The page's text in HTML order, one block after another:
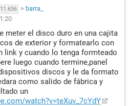
11.636 > barra_
meter el disco duro en una cajita
de exterior y formatearlo con
link y cuando lo tenga formteado
luego cuando termine,panel
discos y le da formato
como salido de fábrica y
un
watch?v=teXuv_7cYdY